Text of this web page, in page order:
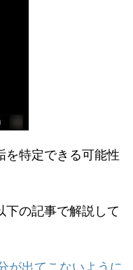
を特定できる可能性
下の記事で解説して
が出てこないように